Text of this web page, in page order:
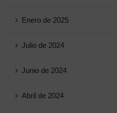
Enero de 2025
Julio de 2024
Junio ​​de 2024
Abril de 2024